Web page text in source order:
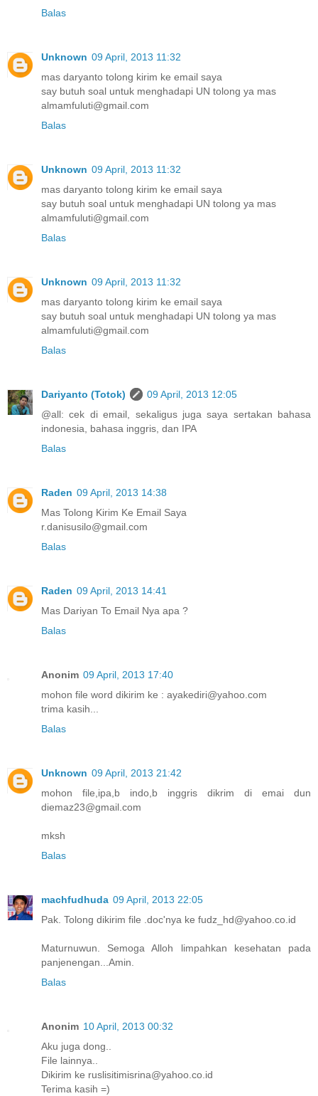
Balas
Unknown 09 April, 2013 11:32
mas daryanto tolong kirim ke email saya
say butuh soal untuk menghadapi UN tolong ya mas
almamfuluti@gmail.com
Balas
Unknown 09 April, 2013 11:32
mas daryanto tolong kirim ke email saya
say butuh soal untuk menghadapi UN tolong ya mas
almamfuluti@gmail.com
Balas
Unknown 09 April, 2013 11:32
mas daryanto tolong kirim ke email saya
say butuh soal untuk menghadapi UN tolong ya mas
almamfuluti@gmail.com
Balas
Dariyanto (Totok)
09 April, 2013 12:05
@all: cek di email, sekaligus juga saya sertakan bahasa
indonesia, bahasa inggris, dan IPA
Balas
Raden 09 April, 2013 14:38
Mas Tolong Kirim Ke Email Saya
r.danisusilo@gmail.com
Balas
Raden 09 April, 2013 14:41
Mas Dariyan To Email Nya apa ?
Balas
Anonim 09 April, 2013 17:40
mohon file word dikirim ke : ayakediri@yahoo.com
trima kasih...
Balas
Unknown 09 April, 2013 21:42
mohon file,ipa,b indo,b inggris dikrim di emai dun
diemaz23@gmail.com
mksh
Balas
machfudhuda 09 April, 2013 22:05
Pak. Tolong dikirim file .doc'nya ke fudz_hd@yahoo.co.id
Maturnuwun. Semoga Alloh limpahkan kesehatan pada
panjenengan...Amin.
Balas
Anonim 10 April, 2013 00:32
Aku juga dong..
File lainnya..
Dikirim ke ruslisitimisrina@yahoo.co.id
Terima kasih =)